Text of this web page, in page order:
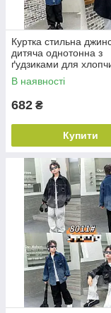
Куртка стильна
дитяча однотонна з
ґудзиками для
років, колір
замовлення
В наявності
682 ₴
Купити